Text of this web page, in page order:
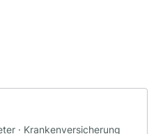
· Krankenversicherung